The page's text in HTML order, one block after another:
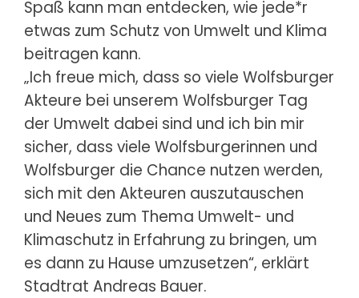
Spaß kann man entdecken, wie jede*r
etwas zum Schutz von Umwelt und Klima
beitragen kann.
„Ich freue mich, dass so viele Wolfsburger
Akteure bei unserem Wolfsburger Tag
der Umwelt dabei sind und ich bin mir
sicher, dass viele Wolfsburgerinnen und
Wolfsburger die Chance nutzen werden,
sich mit den Akteuren auszutauschen
und Neues zum Thema Umwelt- und
Klimaschutz in Erfahrung zu bringen, um
es dann zu Hause umzusetzen“, erklärt
Stadtrat Andreas Bauer.